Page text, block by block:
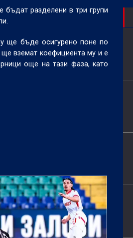
разделени в три групи
ще бъде осигурено поне по
ще вземат коефициента му и е
още на тази фаза, като